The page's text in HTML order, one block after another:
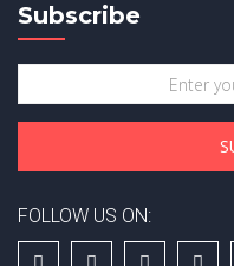
Subscribe
FOLLOW US ON: